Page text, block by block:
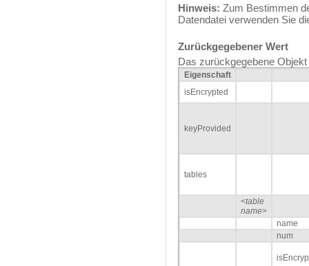
Hinweis: Zum Bestimmen
Datendatei verwenden Sie
Zurückgegebener Wert
Das zurückgegebene
Eigenschaft
isEncrypted
keyProvided
tables
<table
name>
name
num